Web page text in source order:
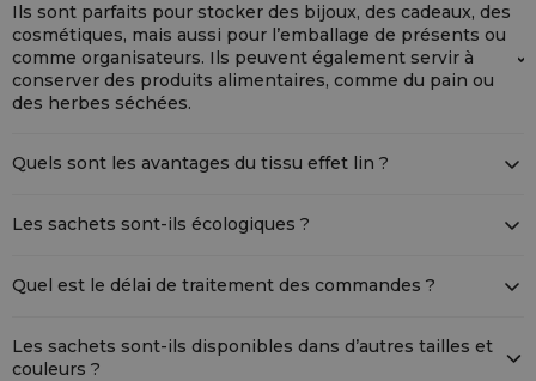
organisateurs.
Ils sont parfaits pour stocker des bijoux, des cadeaux, des
cosmétiques, mais aussi pour l’emballage de présents ou
comme organisateurs. Ils peuvent également servir à
conserver des produits alimentaires, comme du pain ou
des herbes séchées.
promotionnels.
Quels sont les avantages du tissu effet lin ?
élégante.
Les sachets sont-ils écologiques ?
excellente alternative aux emballages jetables.
Quel est le délai de traitement des commandes ?
Les sachets sont-ils disponibles dans d’autres tailles et
couleurs ?